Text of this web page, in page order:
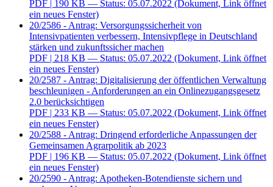
PDF | 190 KB — Status: 05.07.2022 (Dokument, Link öffnet
ein neues Fenster)
20/2586 - Antrag: Versorgungssicherheit von
Intensivpatienten verbessern, Intensivpflege in Deutschland
stärken und zukunftssicher machen
PDF | 218 KB — Status: 05.07.2022 (Dokument, Link öffnet
ein neues Fenster)
20/2587 - Antrag: Digitalisierung der öffentlichen Verwaltung
beschleunigen - Anforderungen an ein Onlinezugangsgesetz
2.0 berücksichtigen
PDF | 233 KB — Status: 05.07.2022 (Dokument, Link öffnet
ein neues Fenster)
20/2588 - Antrag: Dringend erforderliche Anpassungen der
Gemeinsamen Agrarpolitik ab 2023
PDF | 196 KB — Status: 05.07.2022 (Dokument, Link öffnet
ein neues Fenster)
20/2590 - Antrag: Apotheken-Botendienste sichern und